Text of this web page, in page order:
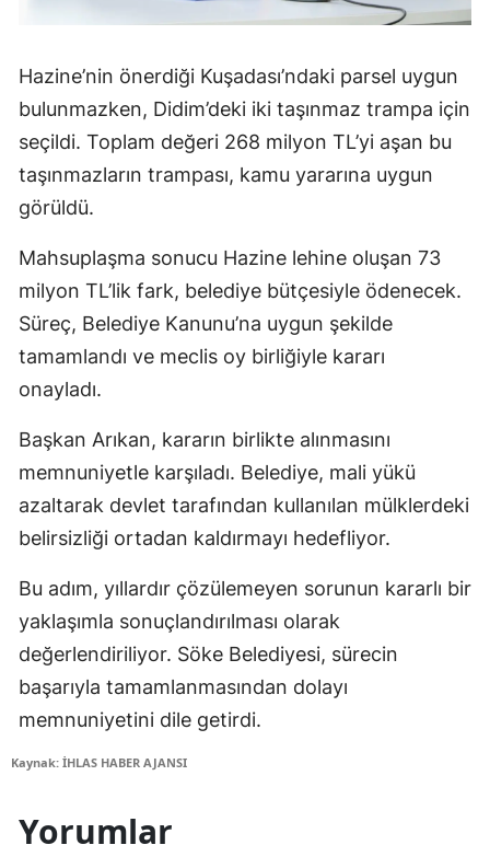
Hazine’nin önerdiği Kuşadası’ndaki parsel uygun
bulunmazken, Didim’deki iki taşınmaz trampa için
seçildi. Toplam değeri 268 milyon TL’yi aşan bu
taşınmazların trampası, kamu yararına uygun
görüldü.
Mahsuplaşma sonucu Hazine lehine oluşan 73
milyon TL’lik fark, belediye bütçesiyle ödenecek.
Süreç, Belediye Kanunu’na uygun şekilde
tamamlandı ve meclis oy birliğiyle kararı
onayladı.
Başkan Arıkan, kararın birlikte alınmasını
memnuniyetle karşıladı. Belediye, mali yükü
azaltarak devlet tarafından kullanılan mülklerdeki
belirsizliği ortadan kaldırmayı hedefliyor.
Bu adım, yıllardır çözülemeyen sorunun kararlı bir
yaklaşımla sonuçlandırılması olarak
değerlendiriliyor. Söke Belediyesi, sürecin
başarıyla tamamlanmasından dolayı
memnuniyetini dile getirdi.
Kaynak: İHLAS HABER AJANSI
Yorumlar